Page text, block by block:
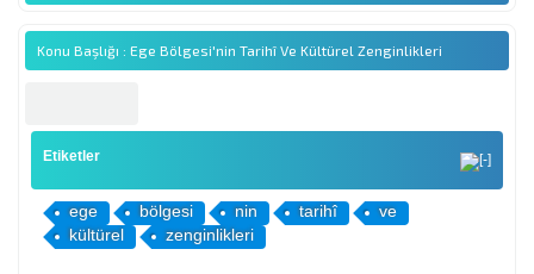
Konu Başlığı : Ege Bölgesi'nin Tarihî Ve Kültürel Zenginlikleri
Etiketler
ege bölgesi nin tarihî
ve
kültürel
zenginlikleri